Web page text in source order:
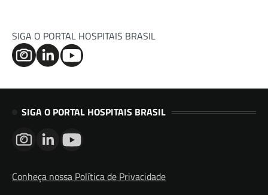
SIGA O PORTAL HOSPITAIS BRASIL
SIGA O PORTAL HOSPITAIS BRASIL
Conheça nossa Política de Privacidade